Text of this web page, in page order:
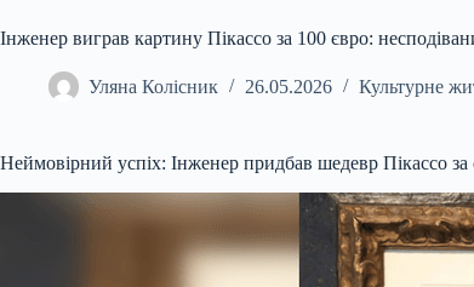
Інженер виграв картину Пікассо за 100 євро:
Уляна Колісник 26.05.2026 Культурне
Неймовірний успіх: Інженер придбав шедевр Пікассо